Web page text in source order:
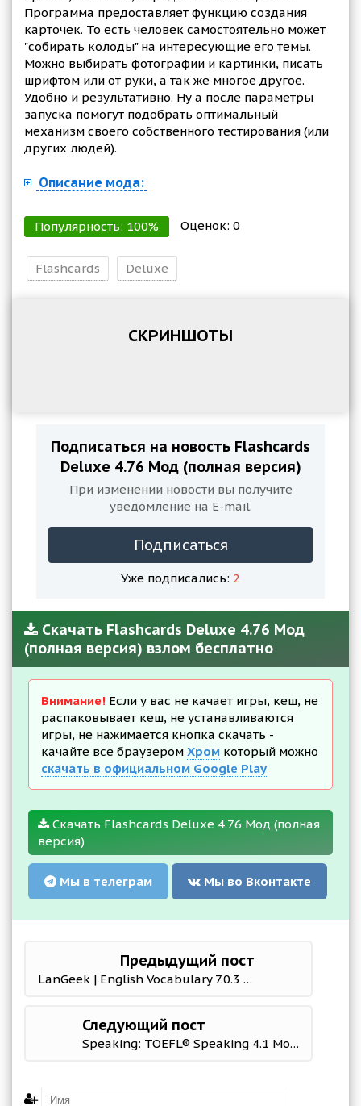
Программа предоставляет функцию создания
карточек. То есть человек самостоятельно может
"собирать колоды" на интересующие его темы.
Можно выбирать фотографии и картинки, писать
шрифтом или от руки, а так же многое другое.
Удобно и результативно. Ну а после параметры
запуска помогут подобрать оптимальный
механизм своего собственного тестирования (или
других людей).
Описание мода:
Популярность: 100% Оценок: 0
Flashcards Deluxe
СКРИНШОТЫ
Подписаться на новость Flashcards
Deluxe 4.76 Мод (полная версия)
При изменении новости вы получите
уведомление на E-mail.
Подписаться
Уже подписались: 2
Скачать Flashcards Deluxe 4.76 Мод
(полная версия) взлом бесплатно
Внимание! Если у вас не качает игры, кеш, не
распаковывает кеш, не устанавливаются
игры, не нажимается кнопка скачать -
качайте все браузером Хром который можно
скачать в официальном Google Play
Скачать Flashcards Deluxe 4.76 Мод (полная
версия)
Мы в телеграм Мы во Вконтакте
Предыдущий пост
LanGeek | English Vocabulary 7.0.3 Мод (полная версия)
Следующий пост
Speaking: TOEFL® Speaking 4.1 Mod (Premium)